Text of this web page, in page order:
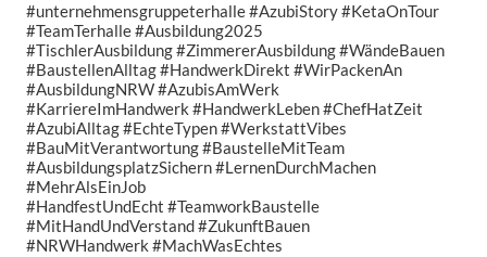
#unternehmensgruppeterhalle #AzubiStory #KetaOnTour
#TeamTerhalle #Ausbildung2025
#TischlerAusbildung #ZimmererAusbildung #WändeBauen
#BaustellenAlltag #HandwerkDirekt #WirPackenAn
#AusbildungNRW #AzubisAmWerk
#KarriereImHandwerk #HandwerkLeben #ChefHatZeit
#AzubiAlltag #EchteTypen #WerkstattVibes
#BauMitVerantwortung #BaustelleMitTeam
#AusbildungsplatzSichern #LernenDurchMachen
#MehrAlsEinJob
#HandfestUndEcht #TeamworkBaustelle
#MitHandUndVerstand #ZukunftBauen
#NRWHandwerk #MachWasEchtes